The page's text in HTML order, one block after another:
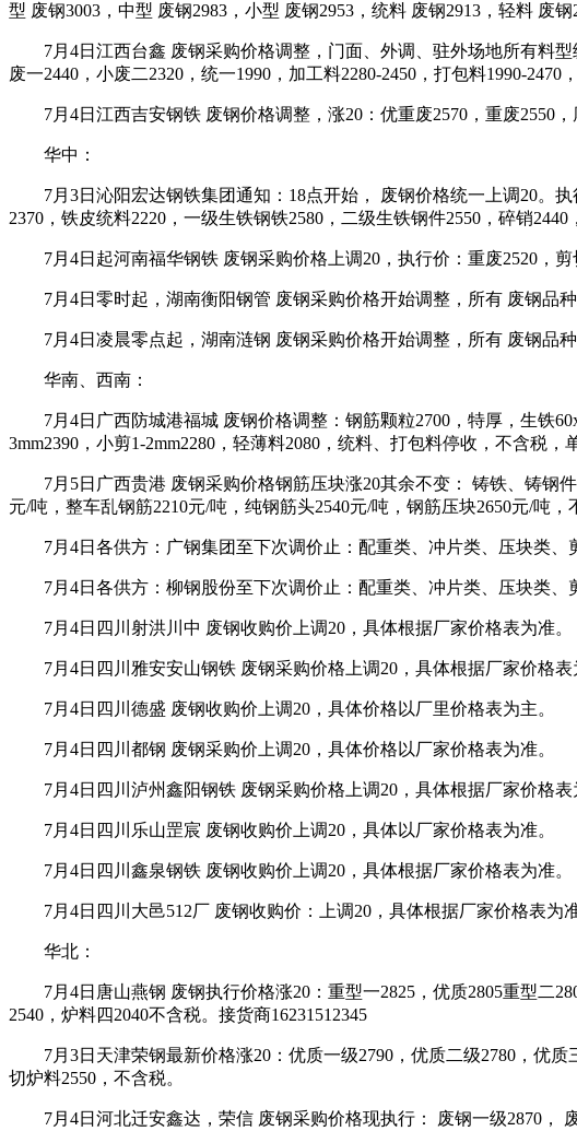
型 废钢3003，中型 废钢2983，小型 废钢2953，统料 废钢2913，轻料 废
7月4日江西台鑫 废钢采购价格调整，门面、外调、驻外场地所有料
废一2440，小废二2320，统一1990，加工料2280-2450，打包料1990-
7月4日江西吉安钢铁 废钢价格调整，涨20：优重废2570，重废2550，
华中：
7月3日沁阳宏达钢铁集团通知：18点开始， 废钢价格统一上调20。
2370，铁皮统料2220，一级生铁钢铁2580，二级生铁钢件2550，碎销2440
7月4日起河南福华钢铁 废钢采购价格上调20，执行价：重废2520，
7月4日零时起，湖南衡阳钢管 废钢采购价格开始调整，所有 废钢品种
7月4日凌晨零点起，湖南涟钢 废钢采购价格开始调整，所有 废钢品种
华南、西南：
7月4日广西防城港福城 废钢价格调整：钢筋颗粒2700，特厚，生铁
3mm2390，小剪1-2mm2280，轻薄料2080，统料、打包料停收，不含税，
7月5日广西贵港 废钢采购价格钢筋压块涨20其余不变： 铸铁、铸钢
元/吨，整车乱钢筋2210元/吨，纯钢筋头2540元/吨，钢筋压块2650元/吨，
7月4日各供方：广钢集团至下次调价止：配重类、冲片类、压块类、
7月4日各供方：柳钢股份至下次调价止：配重类、冲片类、压块类、
7月4日四川射洪川中 废钢收购价上调20，具体根据厂家价格表为准。
7月4日四川雅安安山钢铁 废钢采购价格上调20，具体根据厂家价格表
7月4日四川德盛 废钢收购价上调20，具体价格以厂里价格表为主。
7月4日四川都钢 废钢采购价上调20，具体价格以厂家价格表为准。
7月4日四川泸州鑫阳钢铁 废钢采购价格上调20，具体根据厂家价格表
7月4日四川乐山罡宸 废钢收购价上调20，具体以厂家价格表为准。
7月4日四川鑫泉钢铁 废钢收购价上调20，具体根据厂家价格表为准。
7月4日四川大邑512厂 废钢收购价：上调20，具体根据厂家价格表为准
华北：
7月4日唐山燕钢 废钢执行价格涨20：重型一2825，优质2805重型二
2540，炉料四2040不含税。接货商16231512345
7月3日天津荣钢最新价格涨20：优质一级2790，优质二级2780，优
切炉料2550，不含税。
7月4日河北迁安鑫达，荣信 废钢采购价格现执行： 废钢一级2870，